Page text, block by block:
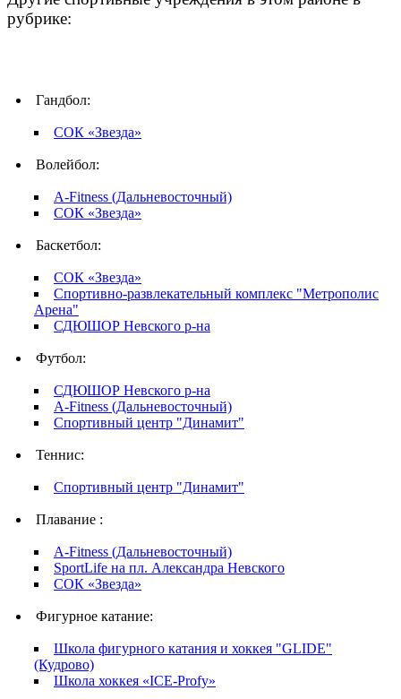
рубрике:
Гандбол:
СОК «Звезда»
Волейбол:
A-Fitness (Дальневосточный)
СОК «Звезда»
Баскетбол:
СОК «Звезда»
Спортивно-развлекательный комплекс "Метрополис
Арена"
СДЮШОР Невского р-на
Футбол:
СДЮШОР Невского р-на
A-Fitness (Дальневосточный)
Спортивный центр "Динамит"
Теннис:
Спортивный центр "Динамит"
Плавание :
A-Fitness (Дальневосточный)
SportLife на пл. Александра Невского
СОК «Звезда»
Фигурное катание:
Школа фигурного катания и хоккея "GLIDE"
(Кудрово)
Школа хоккея «ICE-Profy»